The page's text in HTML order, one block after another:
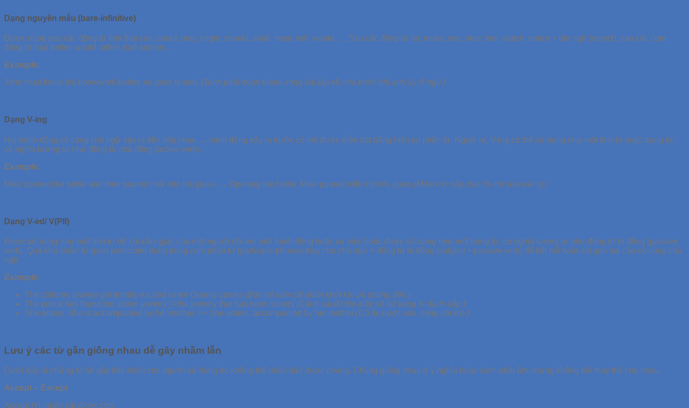
Dạng nguyên mẫu (bare-infinitive)
Được dùng sau các động từ tình thái can, could, may, might, should, shall, must, will, would, … Sau các động từ let, make, see, hear, feel, watch, notice + tân ngữ (object), sau các cụm
động từ had better, would rather, had sooner,…
Example:
John must finish his homework before he goes to bed. (John phải hoàn thành xong bài tập về nhà trước khi anh ấy đi ngủ.)
Dạng V-ing
Hai hành động có cùng chủ ngữ xảy ra liên tiếp nhau → hành động xảy ra trước có thể được diễn đạt bằng hiện tại phân từ. Ngoài ra, V-ing có thể sử dụng như một tính từ hoặc trạng từ,
có nghĩa tương tự như động từ chủ động (active verb).
Example:
Mike opened the bottle and then poured milk into his glass. → Opening the bottle, Mike poured milk into his glass (Mike mở nắp chai rồi rót sữa vào ly.)
Dạng V-ed/ V(PII)
Được sử dụng như một tính từ để chỉ cảm giác của một người đối với một hành động hoặc sự việc hoặc được sử dụng như một trạng từ, có nghĩa tương tự như động từ bị động (passive
verb). Quá khứ phân từ (past participle) dùng trong cụm phân từ (participle phrase) thay cho chủ ngữ + động từ bị động (subject + passive verb) để kết nối hoặc rút gọn hai câu có cùng chủ
ngữ.
Example:
The children always get terribly excited when Granny comes (Bọn trẻ luôn rất phấn khởi khi bà chúng đến.)
The police has found the stolen jewelry [= the jewelry that has been stolen] (Cảnh sát đã tìm thấy số nữ trang bị đánh cắp.)
She enters. She is accompanied by her mother. => She enters, accompanied by her mother (Cô ấy bước vào, cùng với mẹ.)
Lưu ý các từ gần giống nhau dễ gây nhầm lẫn
Dưới đây là những từ sẽ gây khó khăn cho người sử dụng do không thể phân biệt được chúng. Chúng giống nhau ở ý nghĩa hoặc cách phát âm nhưng không thể thay thế cho nhau.
Accept – Except
Accept (v): nhận cái được cho